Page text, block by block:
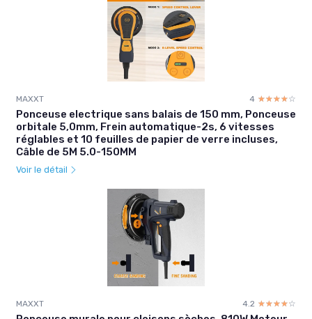
MAXXT 4 ☆☆☆☆☆
★★★★★
Ponceuse electrique sans balais de 150 mm, Ponceuse
orbitale 5,0mm, Frein automatique-2s, 6 vitesses
réglables et 10 feuilles de papier de verre incluses,
Câble de 5M 5.0-150MM
Voir le détail
MAXXT 4.2 ☆☆☆☆☆
★★★★★